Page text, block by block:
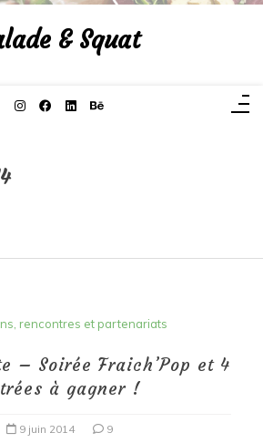
& Squat
rencontres et partenariats
– Soirée Fraich’Pop et 4
à gagner !
9 juin 2014 9